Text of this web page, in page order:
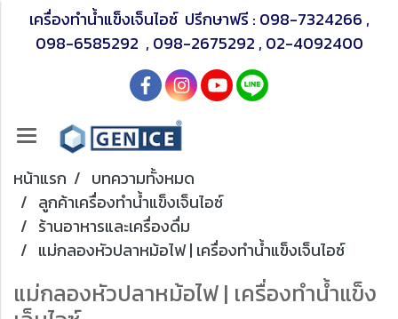
เครื่องทำน้ำแข็งเจ็นไอซ์ ปรึกษาฟรี : 098-7324266 ,
098-6585292 , 098-2675292 , 02-4092400
หน้าแรก
บทความทั้งหมด
ลูกค้าเครื่องทำน้ำแข็งเจ็นไอซ์
ร้านอาหารและเครื่องดื่ม
แม่กลองหัวปลาหม้อไฟ | เครื่องทำน้ำแข็งเจ็นไอซ์
แม่กลองหัวปลาหม้อไฟ | เครื่องทำน้ำแข็ง